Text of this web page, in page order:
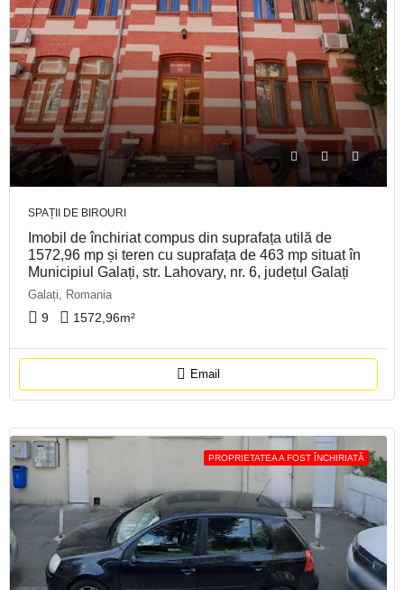
SPAȚII DE BIROURI
Imobil de închiriat compus din suprafața utilă de
1572,96 mp și teren cu suprafața de 463 mp situat în
Municipiul Galați, str. Lahovary, nr. 6, județul Galați
Galați, Romania
9 1572,96m²
Email
PROPRIETATEA A FOST ÎNCHIRIATĂ